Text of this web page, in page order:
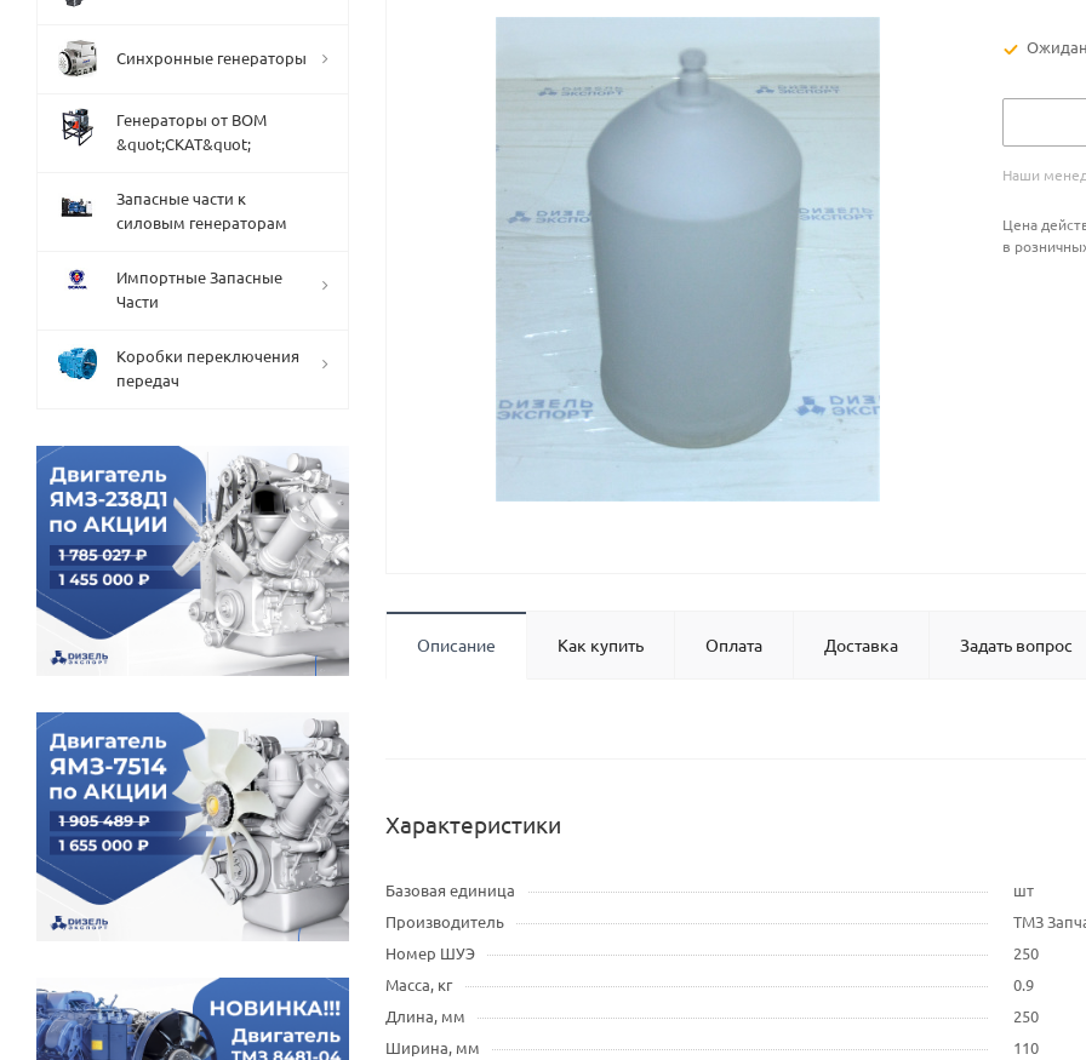
Наши
Цена
в
Описание Как купить Оплата Доставка Задать вопрос
Характеристики
Базовая единица
шт
Производитель
ТМЗ
Номер ШУЭ
250
Масса, кг
0.9
Длина, мм
250
Ширина, мм
110
Синхронные генераторы
Генераторы от ВОМ
&quot;СКАТ&quot;
Запасные части к
силовым генераторам
Импортные Запасные
Части
Коробки переключения
передач